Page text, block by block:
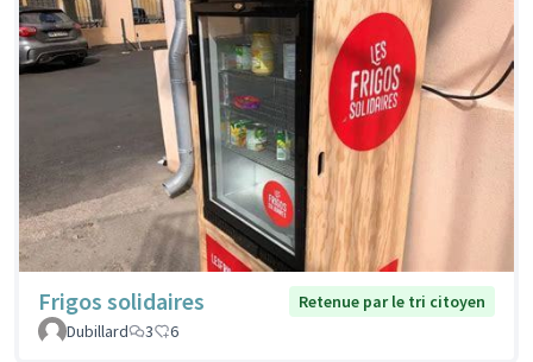
Frigos solidaires
Retenue par le tri citoyen
Dubillard
3 6